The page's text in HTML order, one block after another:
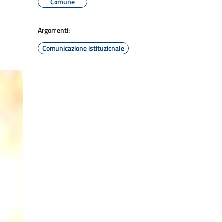
Argomenti:
Comunicazione istituzionale